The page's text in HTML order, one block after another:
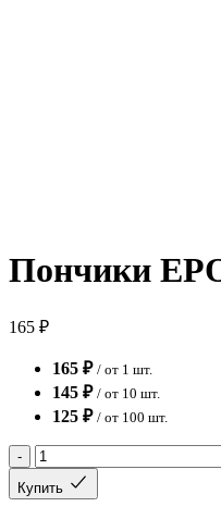
Пончики
165 ₽
165 ₽ / от 1 шт.
145 ₽ / от 10 шт.
125 ₽ / от 100 шт.
-
Купить